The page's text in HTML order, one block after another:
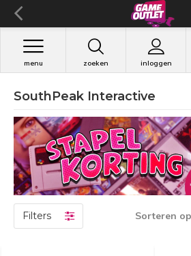
zoeken inloggen
menu
SouthPeak Interactive
Filters Sorteren